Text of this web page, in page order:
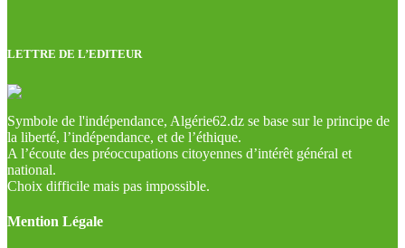
LETTRE DE L’EDITEUR
Symbole de l'indépendance, Algérie62.dz se base sur le principe de
la liberté, l’indépendance, et de l’éthique.
A l’écoute des préoccupations citoyennes d’intérêt général et
national.
Choix difficile mais pas impossible.
Mention Légale